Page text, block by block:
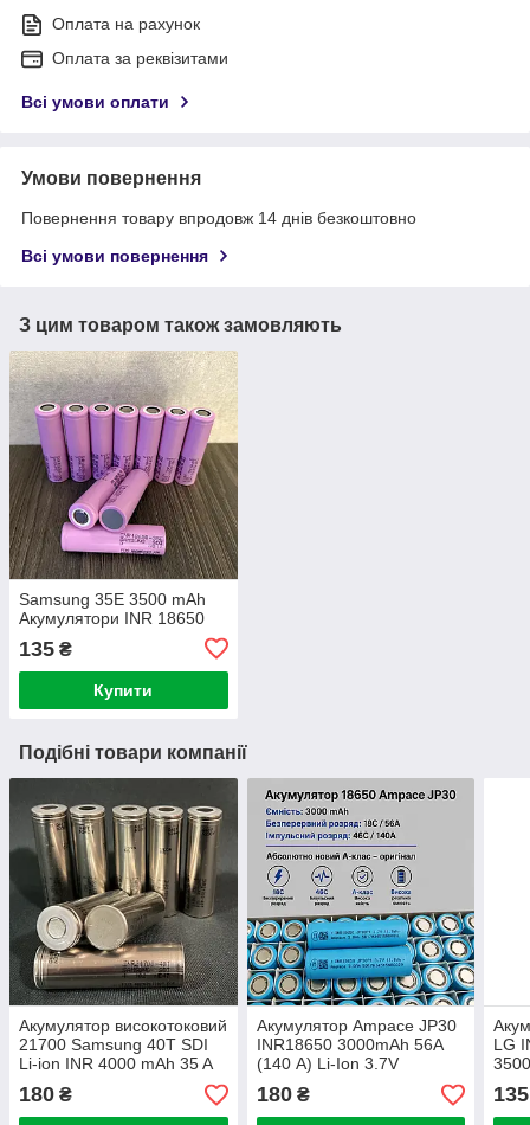
Оплата на рахунок
Оплата за реквізитами
Всі умови оплати
Умови повернення
Повернення товару впродовж 14 днів безкоштовно
Всі умови повернення
З цим товаром також замовляють
Samsung 35E 3500 mAh
Акумулятори INR 18650
135 ₴
Купити
Подібні товари компанії
Акумулятор високотоковий
21700 Samsung 40T SDI
Li-ion INR 4000 mAh 35 A
(45 А)
180 ₴
Акумулятор Ampace JP30
INR18650 3000mAh 56A
(140 А) Li-Ion 3.7V
180₴
LG
135